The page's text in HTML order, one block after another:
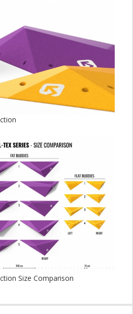
Size Comparison